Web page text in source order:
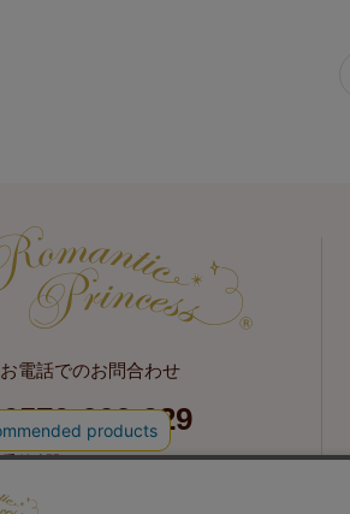
お電話でのお問合わせ
0570-666-929
受付時間 ｜ 9:30-16:00